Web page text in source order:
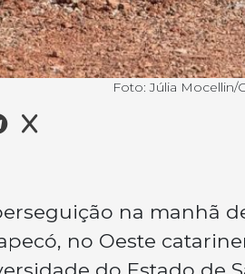
Foto: Júlia Mocellin/
na manhã
no Oeste